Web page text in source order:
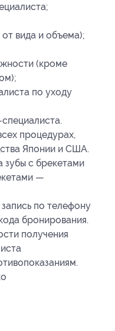
вида и объема);
(кроме
по уходу
процедурах,
Японии и США.
зубы с брекетами
—
по телефону
бронирования.
получения